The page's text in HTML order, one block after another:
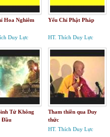
Hoa Nghiêm
Duy Lực
Yếu Chỉ Phật Pháp
HT. Thích Duy Lực
Tử Không
Đầu
Tham thiền qua Duy
thức
HT. Thích Duy Lực